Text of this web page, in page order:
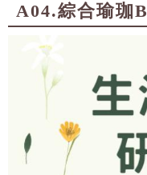
A04.綜合瑜珈B